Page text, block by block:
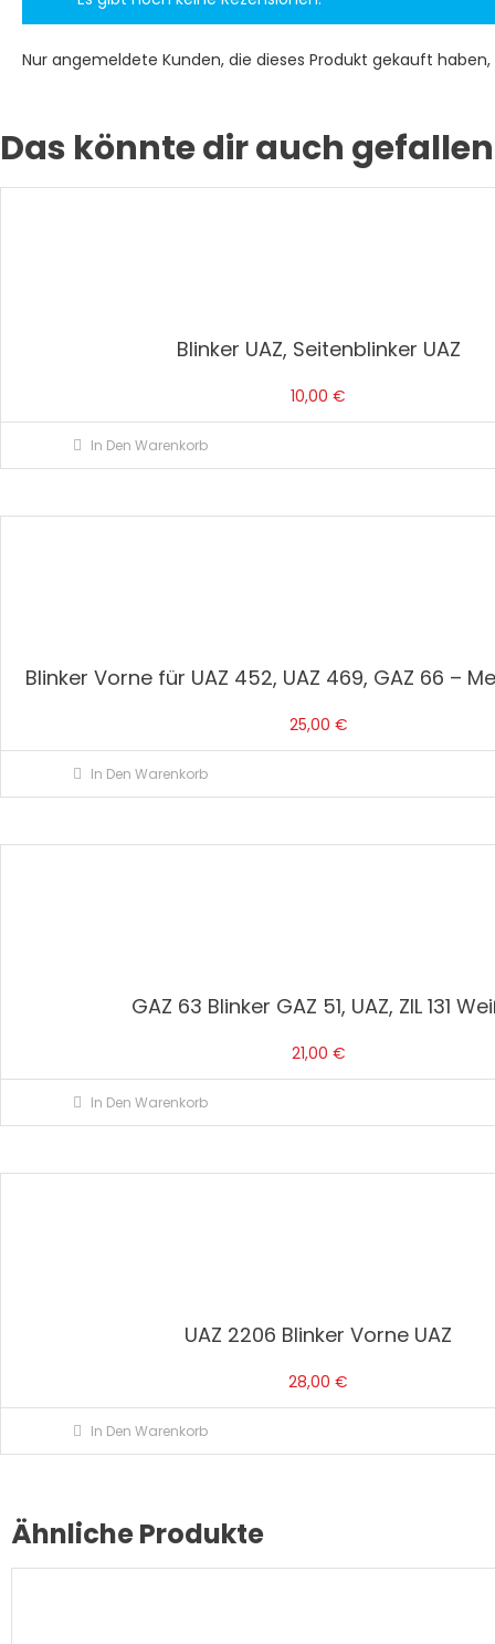
Nur angemeldete Kunden, die dieses Produkt gekauft
Das könnte dir auch
Blinker UAZ, Seitenblinker UAZ
10,00 €
In Den Warenkorb
Blinker Vorne für UAZ 452, UAZ 469, GAZ 66 –
25,00 €
In Den Warenkorb
GAZ 63 Blinker GAZ 51, UAZ, ZIL 131
21,00 €
In Den Warenkorb
UAZ 2206 Blinker Vorne UAZ
28,00 €
In Den Warenkorb
Ähnliche Produkte